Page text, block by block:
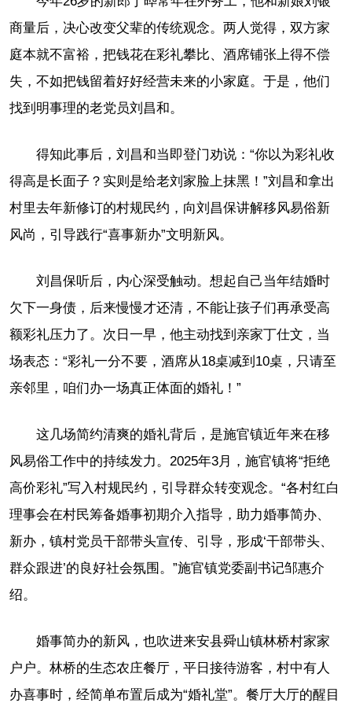
商量后，决心改变父辈的传统观念。两人觉得，双方家
庭本就不富裕，把钱花在彩礼攀比、酒席铺张上得不偿
失，不如把钱留着好好经营未来的小家庭。于是，他们
找到明事理的老党员刘昌和。
得知此事后，刘昌和当即登门劝说：“你以为彩礼收
得高是长面子？实则是给老刘家脸上抹黑！”刘昌和拿出
村里去年新修订的村规民约，向刘昌保讲解移风易俗新
风尚，引导践行“喜事新办”文明新风。
刘昌保听后，内心深受触动。想起自己当年结婚时
欠下一身债，后来慢慢才还清，不能让孩子们再承受高
额彩礼压力了。次日一早，他主动找到亲家丁仕文，当
场表态：“彩礼一分不要，酒席从18桌减到10桌，只请至
亲邻里，咱们办一场真正体面的婚礼！”
这几场简约清爽的婚礼背后，是施官镇近年来在移
风易俗工作中的持续发力。2025年3月，施官镇将“拒绝
高价彩礼”写入村规民约，引导群众转变观念。“各村红白
理事会在村民筹备婚事初期介入指导，助力婚事简办、
新办，镇村党员干部带头宣传、引导，形成‘干部带头、
群众跟进’的良好社会氛围。”施官镇党委副书记邹惠介
绍。
婚事简办的新风，也吹进来安县舜山镇林桥村家家
户户。林桥的生态农庄餐厅，平日接待游客，村中有人
办喜事时，经简单布置后成为“婚礼堂”。餐厅大厅的醒目